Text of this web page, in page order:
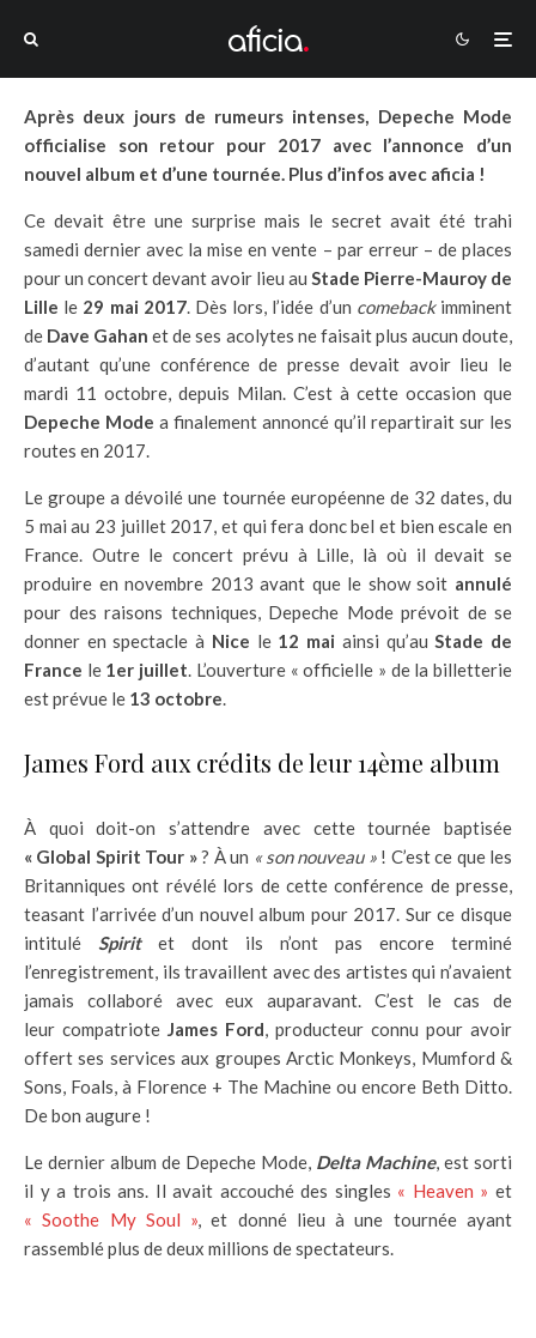
Après deux jours de rumeurs intenses, Depeche Mode
officialise son retour pour 2017 avec l’annonce d’un
nouvel album et d’une tournée. Plus d’infos avec aficia !
Ce devait être une surprise mais le secret avait été trahi
samedi dernier avec la mise en vente – par erreur – de places
pour un concert devant avoir lieu au Stade Pierre-Mauroy de
Lille le 29 mai 2017. Dès lors, l’idée d’un comebackimminent
de Dave Gahan et de ses acolytes ne faisait plus aucun doute,
d’autant qu’une conférence de presse devait avoir lieu le
mardi 11 octobre, depuis Milan. C’est à cette occasion que
Depeche Mode a finalement annoncé qu’il repartirait sur les
routes en 2017.
Le groupe a dévoilé une tournée européenne de 32 dates, du
5 mai au 23 juillet 2017, et qui fera donc bel et bien escale en
France. Outre le concert prévu à Lille, là où il devait se
produire en novembre 2013 avant que le show soit annulé
pour des raisons techniques, Depeche Mode prévoit de se
donner en spectacle à Nice le12 mai ainsi qu’auStade de
France le1er juillet. L’ouverture « officielle » de la billetterie
est prévue le 13 octobre.
James Ford aux crédits de leur 14ème album
À quoi doit-on s’attendre avec cette tournée baptisée
« Global Spirit Tour »? À un « son nouveau »! C’est ce que les
Britanniques ont révélé lors de cette conférence de presse,
teasant l’arrivée d’un nouvel album pour 2017. Sur ce disque
intitulé Spiritet dont ils n’ont pas encore terminé
l’enregistrement, ils travaillent avec des artistes qui n’avaient
jamais collaboré avec eux auparavant. C’est le cas de
leur compatriote James Ford, producteur connu pour avoir
offert ses services aux groupes Arctic Monkeys, Mumford &
Sons, Foals, à Florence + The Machine ou encore Beth Ditto.
De bon augure !
Le dernier album de Depeche Mode, Delta Machine, est sorti
il y a trois ans. Il avait accouché des singles « Heaven » et
« Soothe My Soul », et donné lieu à une tournée ayant
rassemblé plus de deux millions de spectateurs.